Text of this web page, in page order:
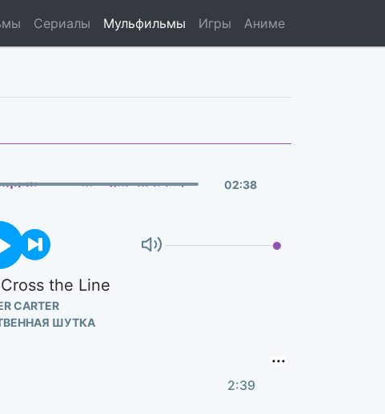
Сериалы Мульфильмы Игры Аниме
02:38
the Line
CARTER
ШУТКА
2:39